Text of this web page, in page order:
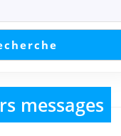
messages